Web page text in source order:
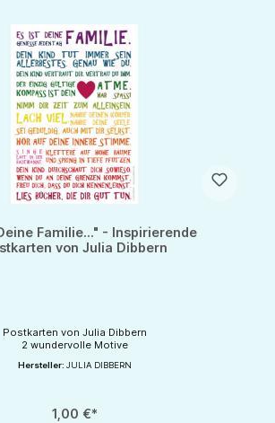
Familie..." - Inspirierende
von Julia Dibbern
Postkarten von Julia Dibbern
2 wundervolle Motive
Hersteller: JULIA DIBBERN
1,00 €*